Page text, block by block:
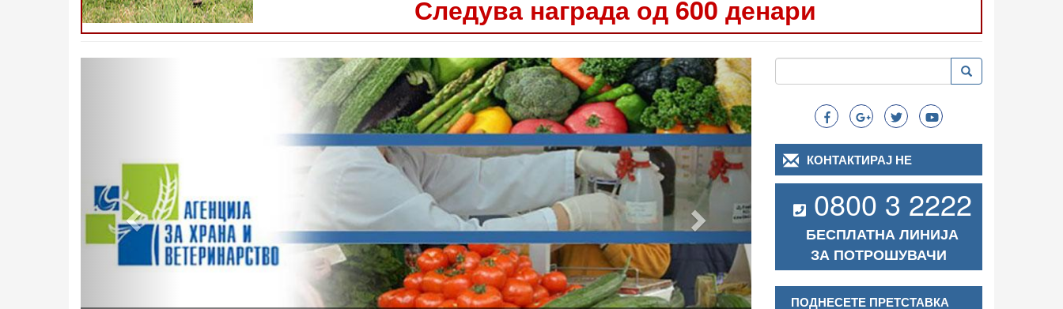
Следува награда од 600 денари
Следно
Search
Пребарување Пребарување
КОНТАКТИРАЈ НЕ
0800 3 2222
БЕСПЛАТНА ЛИНИЈА
ЗА ПОТРОШУВАЧИ
ПОДНЕСЕТЕ ПРЕТСТАВКА